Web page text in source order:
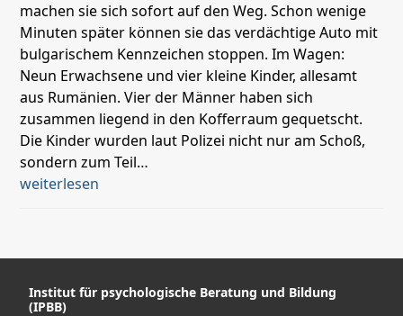
machen sie sich sofort auf den Weg. Schon wenige
Minuten später können sie das verdächtige Auto mit
bulgarischem Kennzeichen stoppen. Im Wagen:
Neun Erwachsene und vier kleine Kinder, allesamt
aus Rumänien. Vier der Männer haben sich
zusammen liegend in den Kofferraum gequetscht.
Die Kinder wurden laut Polizei nicht nur am Schoß,
sondern zum Teil…
weiterlesen
Institut für psychologische Beratung und Bildung
(IPBB)